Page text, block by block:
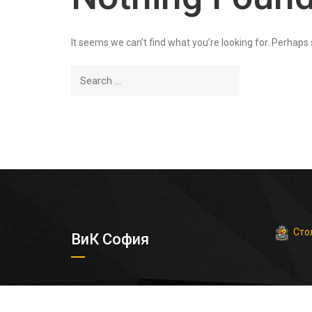
It seems we can’t find what you’re looking for. Perhaps
ВиК София